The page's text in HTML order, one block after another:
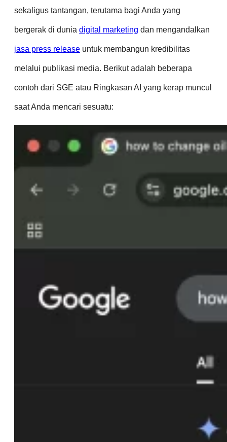
sekaligus tantangan, terutama bagi Anda yang
bergerak di dunia digital marketing dan mengandalkan
jasa press release untuk membangun kredibilitas
melalui publikasi media. Berikut adalah beberapa
contoh dari SGE atau Ringkasan AI yang kerap muncul
saat Anda mencari sesuatu: